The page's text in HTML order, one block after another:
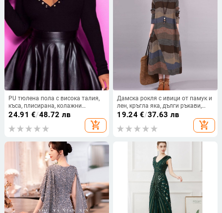
PU тюлена пола с висока талия,
къса, плисирана, колажни
детайли
24.91 €/48.72 лв
add_shopping_cart
Дамска рокля с ивици от памук и
лен, кръгла яка, дълги ръкави,
междинна дължина
19.24€/37.63 лв
add_shopping_cart